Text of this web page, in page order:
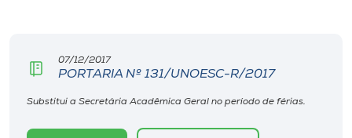
CPA
Biblioteca
07/12/2017
PORTARIA Nº 131/UNOESC-R/2017
Substitui a Secretária Acadêmica Geral no período de férias.